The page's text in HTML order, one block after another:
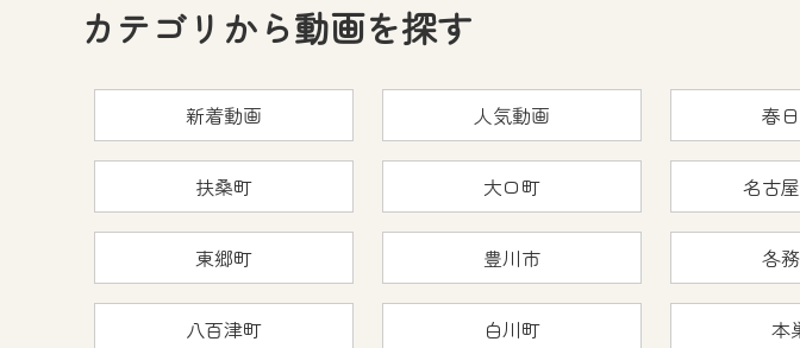
カテゴリから動画を探す
新着動画 人気動画 春
扶桑町 大口町 名古
東郷町 豊川市 各
八百津町 白川町 本